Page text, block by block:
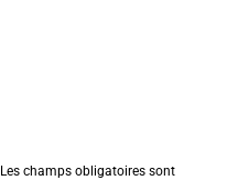
Les champs obligatoires sont